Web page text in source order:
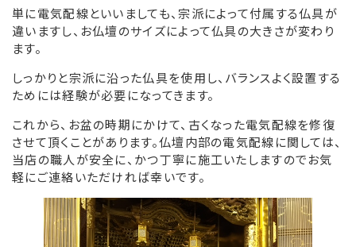
新着情報・納入履歴
お問い合わせ・お見積り
お役立ち情報
単に電気配線といいましても、宗派によって付属する仏具が
違いますし、お仏壇のサイズによって仏具の大きさが変わり
ます。
しっかりと宗派に沿った仏具を使用し、バランスよく設置する
ためには経験が必要になってきます。
これから、お盆の時期にかけて、古くなった電気配線を修復
させて頂くことがあります。仏壇内部の電気配線に関しては、
当店の職人が安全に、かつ丁寧に施工いたしますのでお気
軽にご連絡いただければ幸いです。